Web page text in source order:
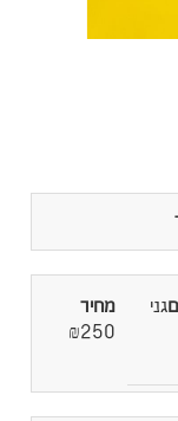
גני
₪250